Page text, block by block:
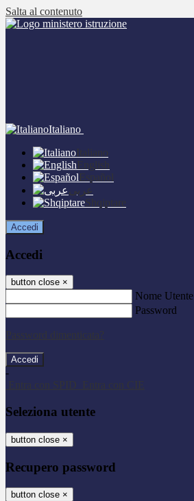
Salta al contenuto
Italiano
Italiano
English
Español
عربى
Shqiptare
Accedi
Accedi
button close ×
Nome Utente
Password
Password dimenticata?
-
Entra con SPID
Entra con CIE
Seleziona utente
button close ×
Recupero password
button close ×